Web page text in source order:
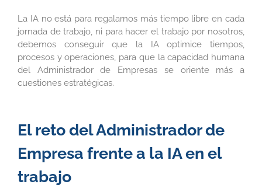
La IA no está para regalarnos más tiempo libre en cada
jornada de trabajo, ni para hacer el trabajo por nosotros,
debemos conseguir que la IA optimice tiempos,
procesos y operaciones, para que la capacidad humana
del Administrador de Empresas se oriente más a
cuestiones estratégicas.
El reto del Administrador de
Empresa frente a la IA en el
trabajo